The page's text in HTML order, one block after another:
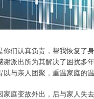
你们认真负责，帮我恢复了
谢派出所为其解决了困扰多
与亲人团聚，重温家庭的温
家庭变故外出，后与家人失
证成指 14311.01